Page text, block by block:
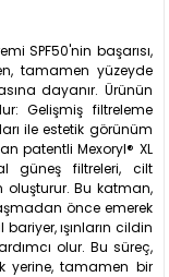
SPF50'nin başarısı,
tamamen yüzeyde
dayanır. Ürünün
Gelişmiş filtreleme
ile estetik görünüm
patentli Mexoryl® XL
güneş filtreleri, cilt
Bu katman,
önce emerek
ışınların cildin
olur. Bu süreç,
yerine, tamamen bir